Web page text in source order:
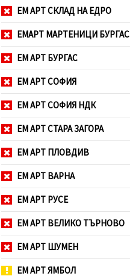
ЕМ АРТ СКЛАД НА ЕДРО
ЕМАРТ МАРТЕНИЦИ БУРГАС
ЕМ АРТ БУРГАС
ЕМ АРТ СОФИЯ
ЕМ АРТ СОФИЯ НДК
ЕМ АРТ СТАРА ЗАГОРА
ЕМ АРТ ПЛОВДИВ
ЕМ АРТ ВАРНА
ЕМ АРТ РУСЕ
ЕМ АРТ ВЕЛИКО ТЪРНОВО
ЕМ АРТ ШУМЕН
ЕМ АРТ ЯМБОЛ